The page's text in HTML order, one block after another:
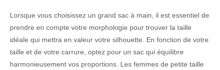
Lorsque vous choisissez un grand sac à main, il est essentiel de
prendre en compte votre morphologie pour trouver la taille
idéale qui mettra en valeur votre silhouette. En fonction de votre
taille et de votre carrure, optez pour un sac qui équilibre
harmonieusement vos proportions. Les femmes de petite taille